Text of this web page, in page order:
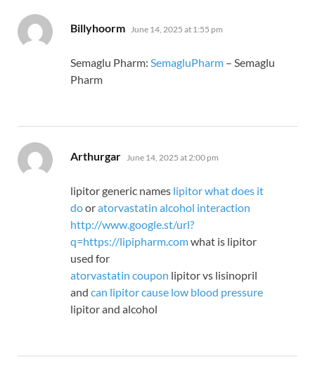
Billyhoorm says:
June 14, 2025 at 1:55 pm
Semaglu Pharm: SemagluPharm – Semaglu
Pharm
Arthurgar says:
June 14, 2025 at 2:00 pm
lipitor generic names lipitor what does it
dooratorvastatin alcohol interaction
http://www.google.st/url?
q=https://lipipharm.comwhat is lipitor
used for
atorvastatin coupon lipitor vs lisinopril
and can lipitor cause low blood pressure
lipitor and alcohol